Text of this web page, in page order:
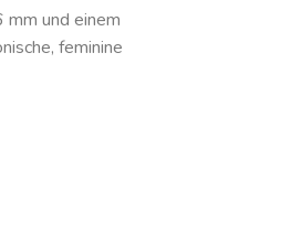
mm und einem
feminine